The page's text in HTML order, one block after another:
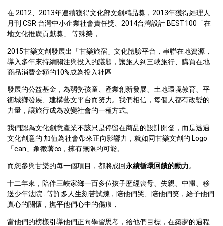
在 2012、2013年連續獲得文化部文創精品獎，2013年獲得經理人
月刊 CSR 台灣中小企業社會責任獎、2014台灣設計 BEST100「在
地文化推廣貢獻獎」 等殊榮，
2015甘樂文創發展出「甘樂旅宿」文化體驗平台，串聯在地資源，
導入多年來持續關注與投入的議題，讓旅人到三峽旅行、購買在地
商品消費金額的10%成為投入社區
發展的公益基金，為弱勢孩童、產業創新發展、土地環境教育、平
衡城鄉發展、建構藝文平台而努力。我們相信，每個人都有改變的
力量，讓旅行成為改變社會的一種方式。
我們認為文化創意產業不該只是停留在商品的設計開發，而是透過
文化創意的 加值為社會帶來正向影響力，就如同甘樂文創的 Logo
「can」象徵著∞，擁有無限的可能。
而您參與甘樂的每一個項目，都將成回永續循環回饋的動力。
十二年來，陪伴三峽家鄉一百多位孩子歷經喪母、失親、中輟、移
送少年法院…等許多人生刻苦試煉，陪他們哭、陪他們笑，給予他們
真心的關懷，撫平他們心中的傷痕，
當他們的榜樣引導他們正向學習思考，給他們目標，在築夢的過程